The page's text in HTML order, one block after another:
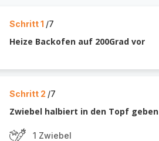
Schritt 1 /7
Heize Backofen auf 200Grad vor
Schritt 2 /7
Zwiebel halbiert in den Topf geben
1 Zwiebel